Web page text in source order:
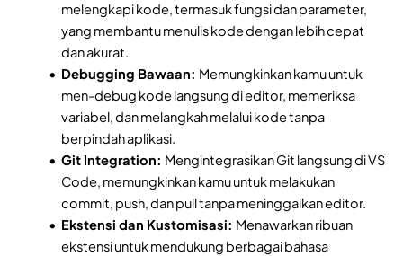
melengkapi kode, termasuk fungsi dan parameter,
yang membantu menulis kode dengan lebih cepat
dan akurat.
Debugging Bawaan: Memungkinkan kamu untuk
men-debug kode langsung di editor, memeriksa
variabel, dan melangkah melalui kode tanpa
berpindah aplikasi.
Git Integration: Mengintegrasikan Git langsung di VS
Code, memungkinkan kamu untuk melakukan
commit, push, dan pull tanpa meninggalkan editor.
Ekstensi dan Kustomisasi: Menawarkan ribuan
ekstensi untuk mendukung berbagai bahasa